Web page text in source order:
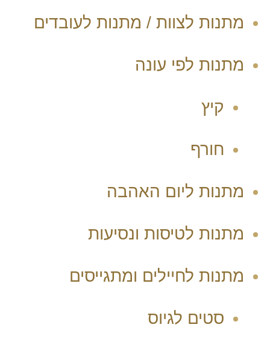
מתנות לצוות / מתנות לעובדים
מתנות לפי עונה
קיץ
חורף
מתנות ליום האהבה
מתנות לטיסות ונסיעות
מתנות לחיילים ומתגייסים
סטים לגיוס